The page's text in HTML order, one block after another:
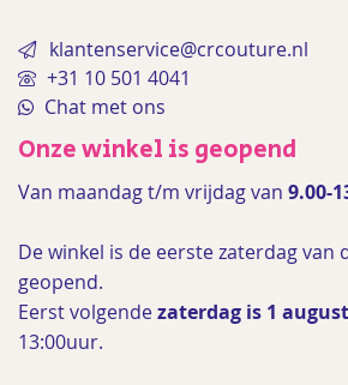
klantenservice@crcouture.nl
+31 10 501 4041
Chat met ons
Onze winkel is geopend
Van maandag t/m vrijdag van 9.00-
De winkel is de eerste zaterdag van
geopend.
Eerst volgendezaterdag is 1
13:00uur.